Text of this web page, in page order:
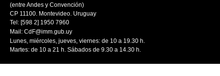
(entre Andes y Convención)
CP 11100. Montevideo. Uruguay
Tel: [598 2] 1950 7960
Mail: CdF@imm.gub.uy
Lunes, miércoles, jueves, viernes: de 10 a 19.30 h.
Martes: de 10 a 21 h. Sábados de 9.30 a 14.30 h.